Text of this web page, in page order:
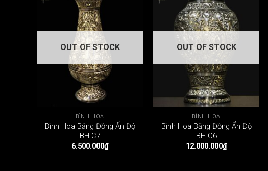
OUT OF STOCK
BÌNH HOA
Bình Hoa Bằng Đồng Ấn Độ
BH-C7
6.500.000₫
OUT OF STOCK
BÌNH HOA
Bình Hoa Bằng Đồng Ấn Độ
BH-C6
12.000.000₫